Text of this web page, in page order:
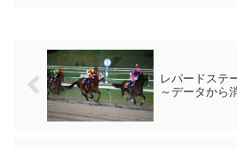
レパードス
～データから